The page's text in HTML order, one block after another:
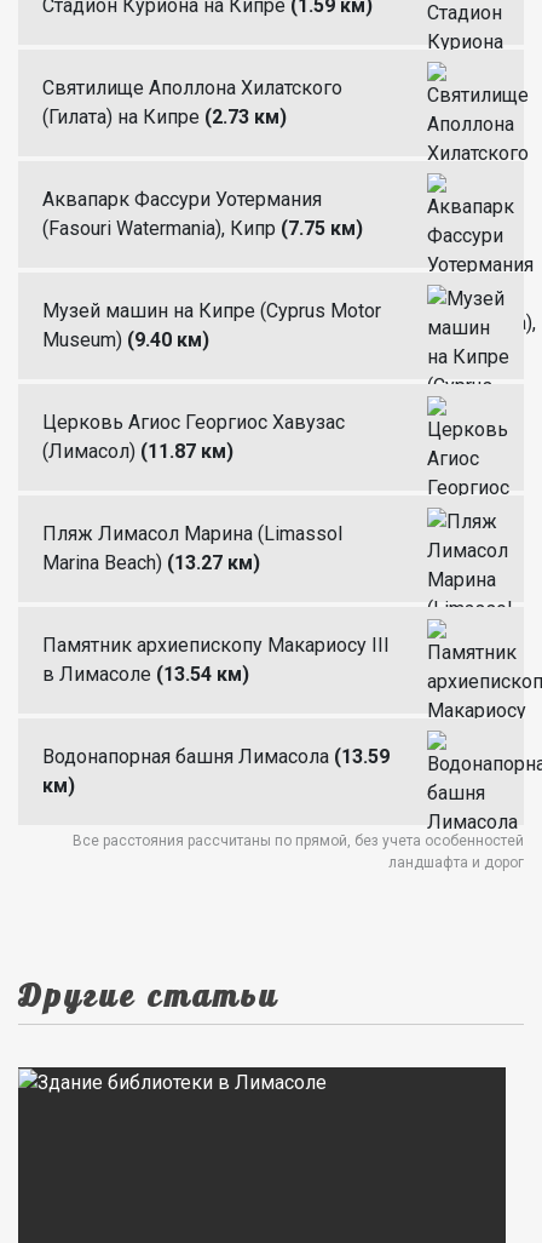
Стадион Куриона на Кипре (1.59 км)
Святилище Аполлона Хилатского
(Гилата) на Кипре (2.73 км)
Аквапарк Фассури Уотермания
(Fasouri Watermania), Кипр (7.75 км)
Музей машин на Кипре (Cyprus Motor
Museum) (9.40 км)
Церковь Агиос Георгиос Хавузас
(Лимасол) (11.87 км)
Пляж Лимасол Марина (Limassol
Marina Beach) (13.27 км)
Памятник архиепископу Макариосу III
в Лимасоле (13.54 км)
Водонапорная башня Лимасола (13.59
км)
Все расстояния рассчитаны по прямой, без учета особенностей
ландшафта и дорог
Другие статьи